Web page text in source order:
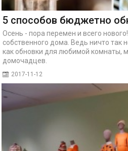
5 способов бюджетно
Осень - пора перемен и всего
собственного дома. Ведь ничто так
как обновки для любимой комнаты,
домочадцев.
2017-11-12